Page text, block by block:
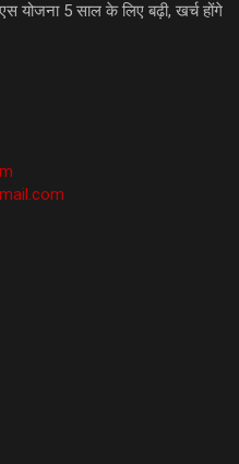
योजना 5 साल के लिए बढ़ी, खर्च होंगे